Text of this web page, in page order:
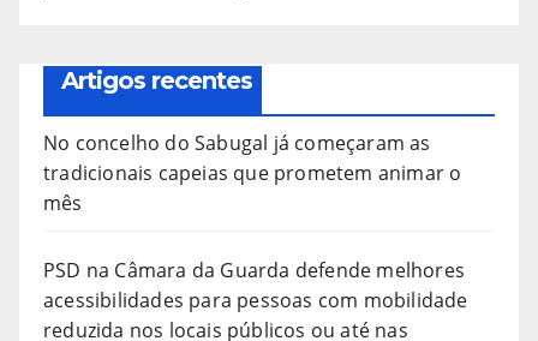
Artigos recentes
No concelho do Sabugal já começaram as
tradicionais capeias que prometem animar o
mês
PSD na Câmara da Guarda defende melhores
acessibilidades para pessoas com mobilidade
reduzida nos locais públicos ou até nas